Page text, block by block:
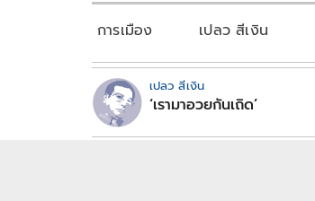
การเมือง เปลว สีเงิน
เปลว สีเงิน
‘เรามาอวยกันเถิด’